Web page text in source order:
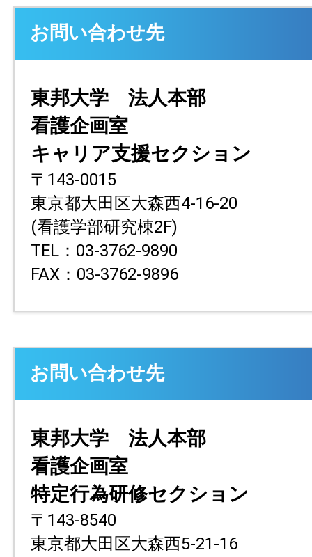
お問い合わせ先
東邦大学 法人本部
看護企画室
キャリア支援セクション
〒143-0015
東京都大田区大森西4-16-20
(看護学部研究棟2F)
TEL：03-3762-9890
FAX：03-3762-9896
お問い合わせ先
東邦大学 法人本部
看護企画室
特定行為研修セクション
〒143-8540
東京都大田区大森西5-21-16